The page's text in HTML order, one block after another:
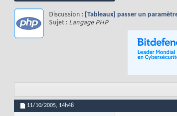
Discussion : [Tableaux] passer un
Sujet : Langage PHP
11/10/2005, 14h48